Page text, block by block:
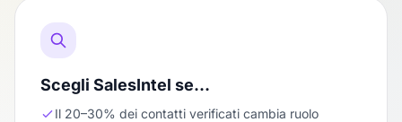
Scegli SalesIntel se…
Il 20–30% dei contatti verificati cambia ruolo